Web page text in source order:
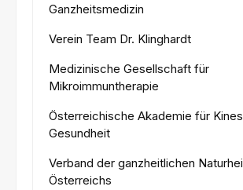
Ganzheitsmedizin
Verein Team Dr. Klinghardt
Medizinische Gesellschaft für
Mikroimmuntherapie
Österreichische Akademie für
Gesundheit
Verband der ganzheitlichen
Österreichs